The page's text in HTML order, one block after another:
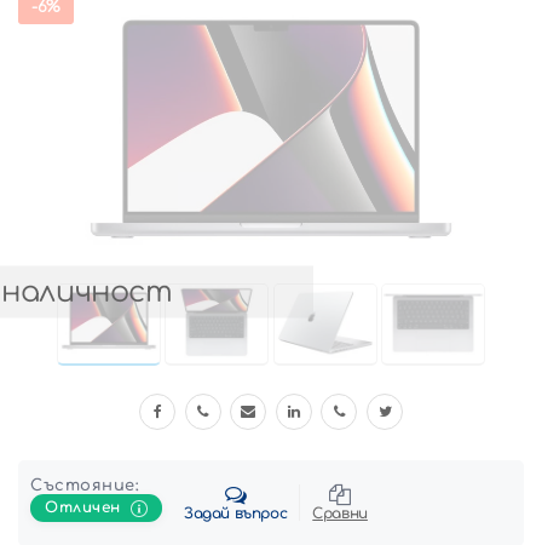
-6%
Състояние:
Отличен
Задай въпрос Сравни